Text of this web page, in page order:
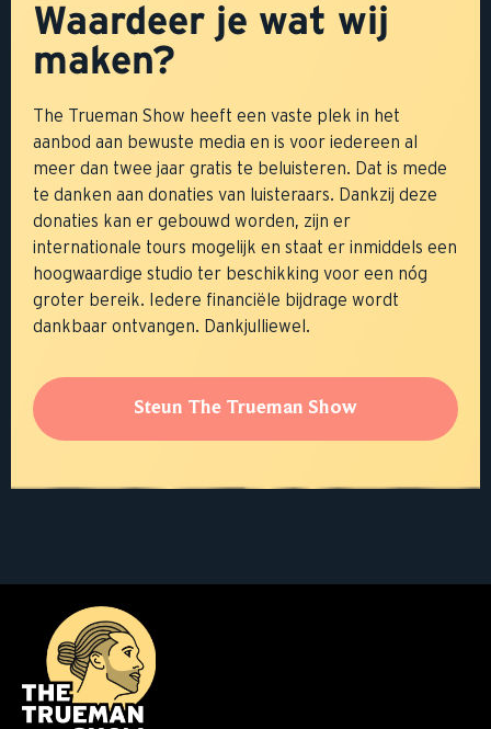
Waardeer je wat wij
maken?
The Trueman Show heeft een vaste plek in het
aanbod aan bewuste media en is voor iedereen al
meer dan twee jaar gratis te beluisteren. Dat is mede
te danken aan donaties van luisteraars. Dankzij deze
donaties kan er gebouwd worden, zijn er
internationale tours mogelijk en staat er inmiddels een
hoogwaardige studio ter beschikking voor een nóg
groter bereik. Iedere financiële bijdrage wordt
dankbaar ontvangen. Dankjulliewel.
Steun The Trueman Show